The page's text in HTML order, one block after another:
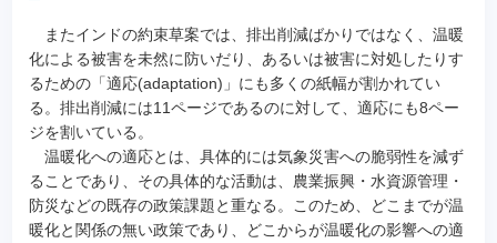
またインドの約束草案では、排出削減ばかりではなく、温暖
化による被害を未然に防いだり、あるいは被害に対処したりす
るための「適応(adaptation)」にも多くの紙幅が割かれてい
る。排出削減には11ページであるのに対して、適応にも8ペー
ジを割いている。
温暖化への適応とは、具体的には気象災害への脆弱性を減ず
ることであり、その具体的な活動は、農業振興・水資源管理・
防災などの既存の政策課題と重なる。このため、どこまでが温
暖化と関係の無い政策であり、どこからが温暖化の影響への適